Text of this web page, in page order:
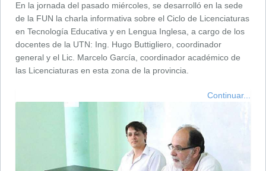
En la jornada del pasado miércoles, se desarrolló en la sede
de la FUN la charla informativa sobre el Ciclo de Licenciaturas
en Tecnología Educativa y en Lengua Inglesa, a cargo de los
docentes de la UTN: Ing. Hugo Buttigliero, coordinador
general y el Lic. Marcelo García, coordinador académico de
las Licenciaturas en esta zona de la provincia.
Continuar...